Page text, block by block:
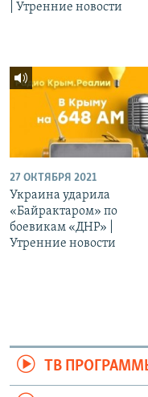
| Утренние новости
27 ОКТЯБРЯ 2021
Украина ударила
«Байрактаром» по
боевикам «ДНР» |
Утренние новости
ТВ